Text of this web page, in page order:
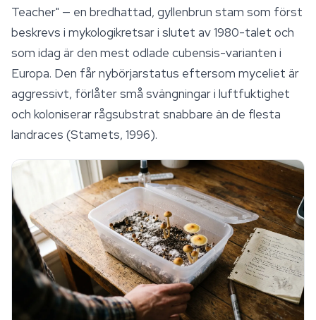
Teacher" — en bredhattad, gyllenbrun stam som först
beskrevs i mykologikretsar i slutet av 1980-talet och
som idag är den mest odlade cubensis-varianten i
Europa. Den får nybörjarstatus eftersom myceliet är
aggressivt, förlåter små svängningar i luftfuktighet
och koloniserar rågsubstrat snabbare än de flesta
landraces (Stamets, 1996).